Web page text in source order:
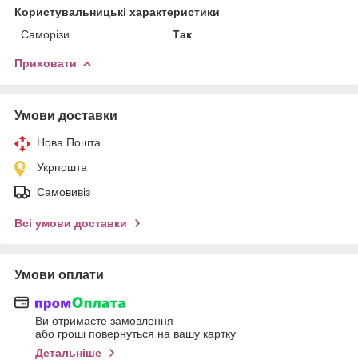
Користувальницькі характеристики
Саморізи
Так
Приховати
Умови доставки
Нова Пошта
Укрпошта
Самовивіз
Всі умови доставки
Умови оплати
Ви отримаєте замовлення
або гроші повернуться на вашу картку
Детальніше